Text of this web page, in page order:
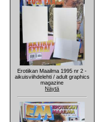
Erotiikan Maailma 1995 nr 2 -
aikuisviihdelehti / adult graphics
magazine
Näytä